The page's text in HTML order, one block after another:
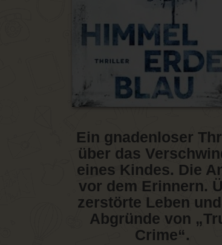
Ein gnadenloser
über das
eines Kindes. Die
vor dem Erinnern.
zerstörte Leben
Abgründe von
Crime“.